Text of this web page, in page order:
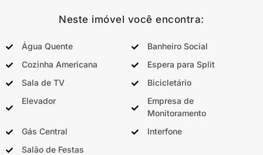
Neste imóvel você encontra:
Água Quente
Banheiro Social
Cozinha Americana
Espera para Split
Sala de TV
Bicicletário
Elevador
Empresa de
Monitoramento
Gás Central
Interfone
Salão de Festas